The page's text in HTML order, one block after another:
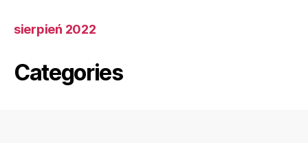
sierpień 2022
Categories